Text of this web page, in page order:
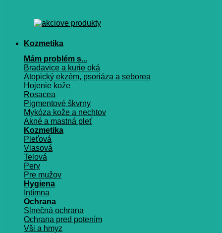
Kozmetika
Mám problém s...
Bradavice a kurie oká
Atopický ekzém, psoriáza a seborea
Hojenie kože
Rosacea
Pigmentové škvrny
Mykóza kože a nechtov
Akné a mastná pleť
Kozmetika
Pleťová
Vlasová
Telová
Pery
Pre mužov
Hygiena
Intímna
Ochrana
Slnečná ochrana
Ochrana pred potením
Vši a hmyz